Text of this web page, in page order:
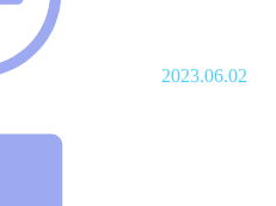
2023.06.02